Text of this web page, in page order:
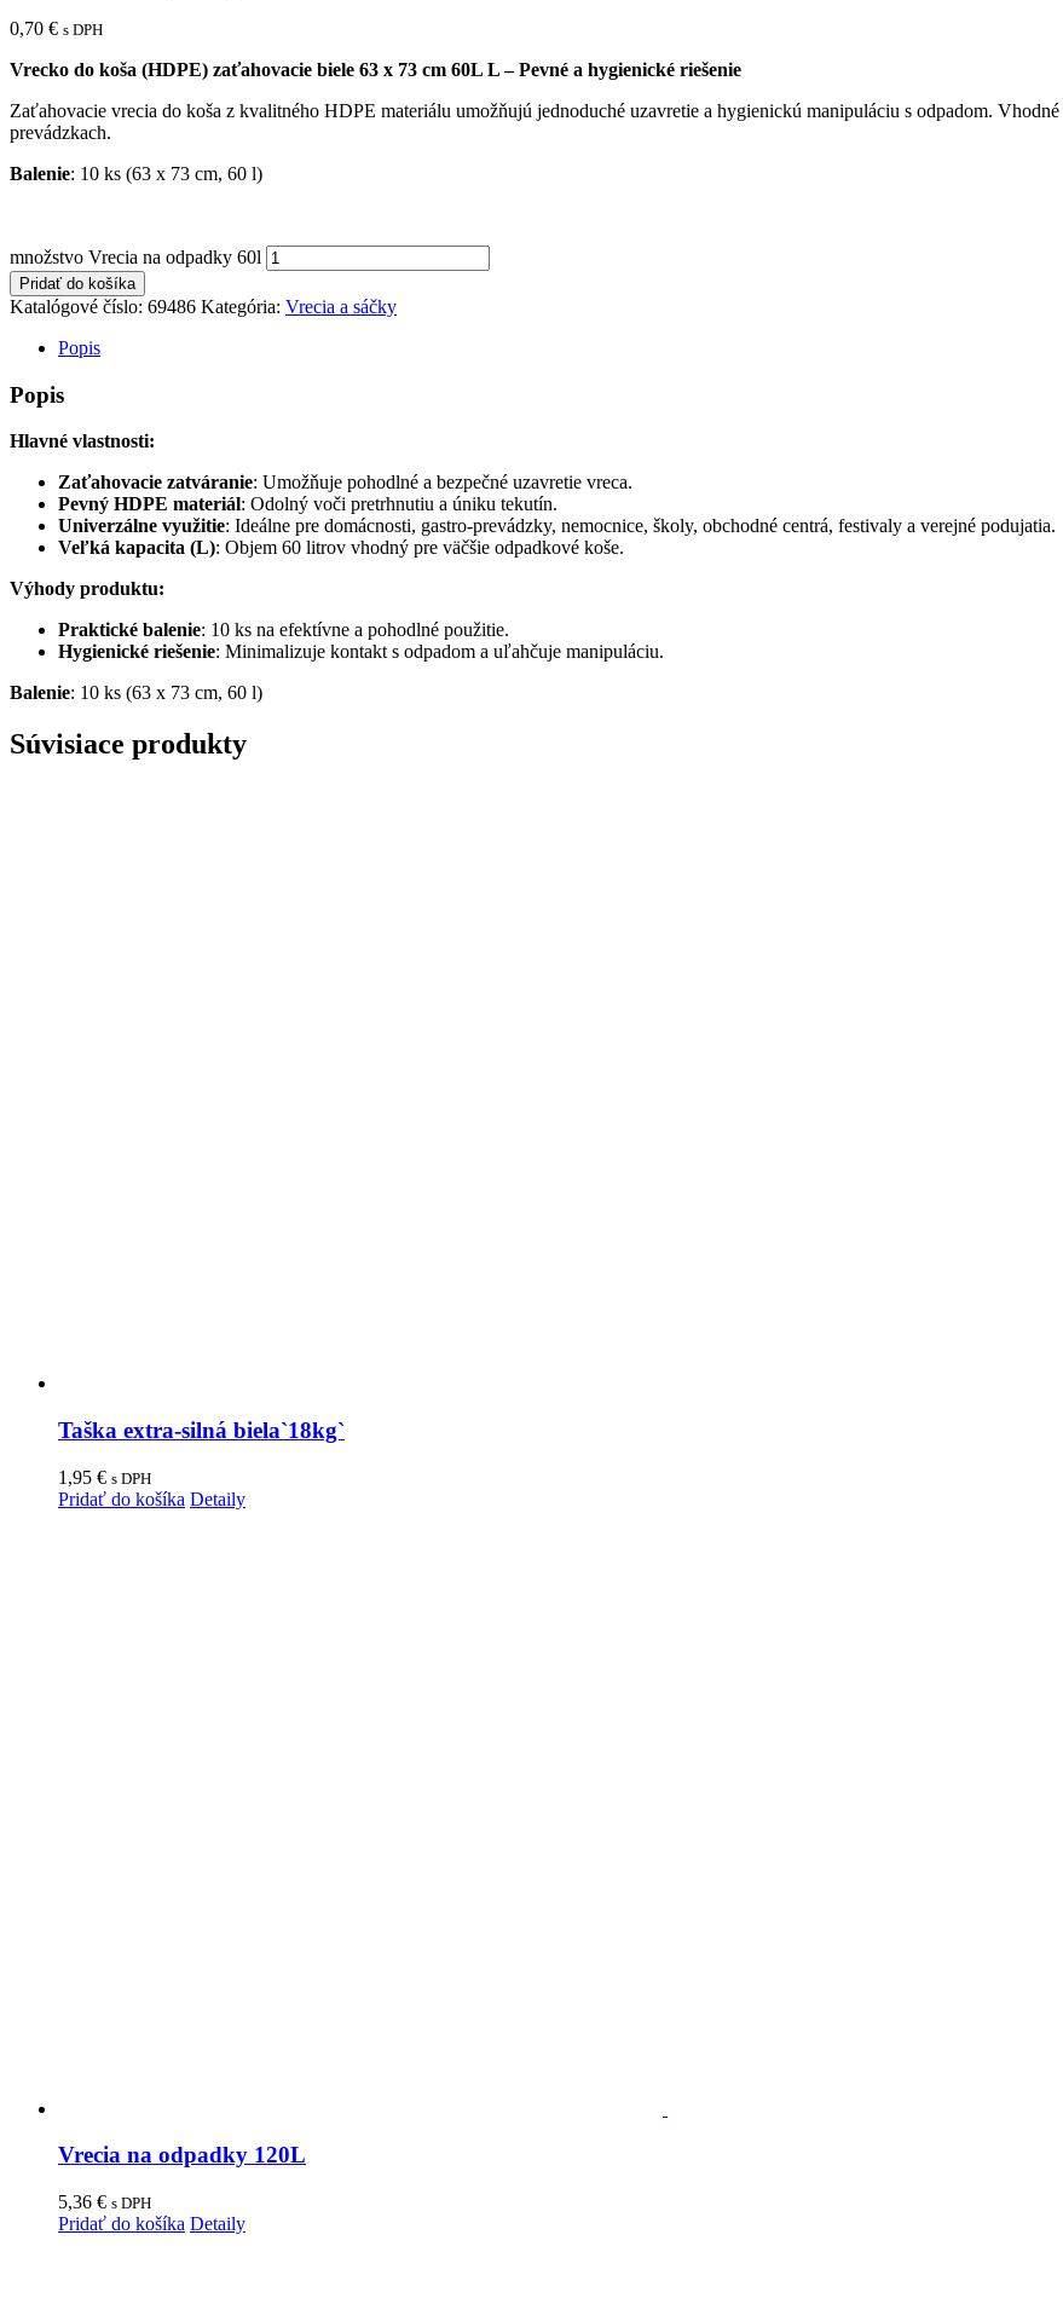
0,70 € s DPH
Vrecko do koša (HDPE) zaťahovacie biele 63 x 73 cm 60L L – Pevné a hygienické riešenie
Zaťahovacie vrecia do koša z kvalitného HDPE materiálu umožňujú jednoduché uzavretie a hygienickú manipuláciu s odpadom.
prevádzkach.
Balenie: 10 ks (63 x 73 cm, 60 l)
množstvo Vrecia na odpadky 60l
Pridať do košíka
Katalógové číslo: 69486 Kategória: Vrecia a sáčky
Popis
Popis
Hlavné vlastnosti:
Zaťahovacie zatváranie: Umožňuje pohodlné a bezpečné uzavretie vreca.
Pevný HDPE materiál: Odolný voči pretrhnutiu a úniku tekutín.
Univerzálne využitie: Ideálne pre domácnosti, gastro-prevádzky, nemocnice, školy, obchodné centrá, festivaly a verejné podujatia.
Veľká kapacita (L): Objem 60 litrov vhodný pre väčšie odpadkové koše.
Výhody produktu:
Praktické balenie: 10 ks na efektívne a pohodlné použitie.
Hygienické riešenie: Minimalizuje kontakt s odpadom a uľahčuje manipuláciu.
Balenie: 10 ks (63 x 73 cm, 60 l)
Súvisiace produkty
Taška extra-silná biela`18kg`
1,95 € s DPH
Pridať do košíka Detaily
Vrecia na odpadky 120L
5,36 € s DPH
Pridať do košíka Detaily